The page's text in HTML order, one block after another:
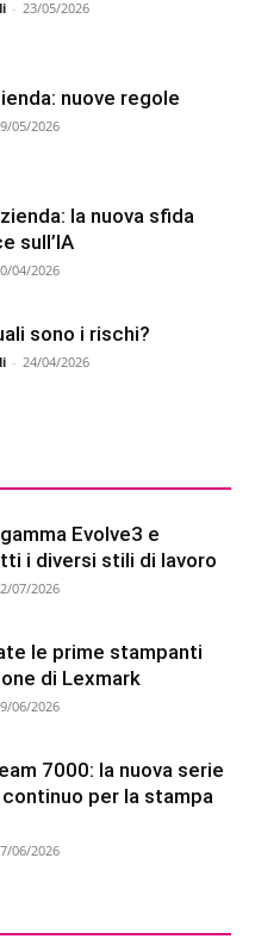
- 23/05/2026
nuove regole
05/2026
la nuova sfida
sull’IA
04/2026
sono i rischi?
- 24/04/2026
Evolve3 e
i diversi stili di lavoro
07/2026
le prime stampanti
di Lexmark
06/2026
7000: la nuova serie
per la stampa
06/2026